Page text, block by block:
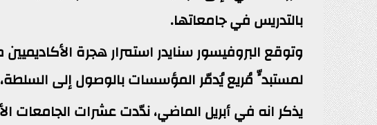
بالتدريس في جامعاتها.
وتوقع البروفيسور سنايدر استمرار هجرة
لمستبدٍّ مُريع يُدمّر المؤسسات بالوصول إلى
يذكر انه في أبريل الماضي، ندّدت عشرات الجامعات